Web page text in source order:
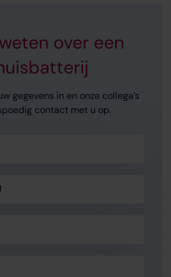
over een
gegevens in en onze collega’s
contact met u op.